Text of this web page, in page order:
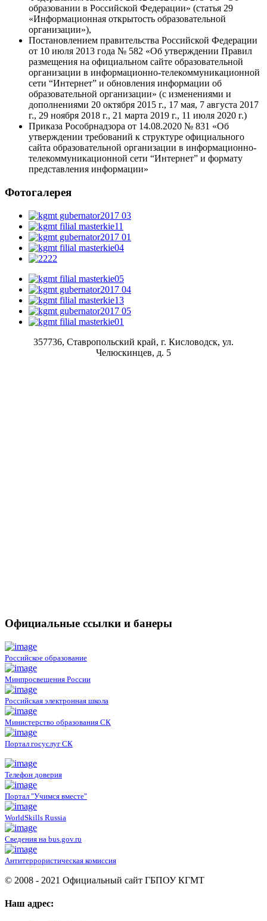
образовании в Российской Федерации» (статья 29
«Информационная открытость образовательной
организации»),
Постановлением правительства Российской Федерации
от 10 июля 2013 года № 582 «Об утверждении Правил
размещения на официальном сайте образовательной
организации в информационно-телекоммуникационной
сети “Интернет” и обновления информации об
образовательной организации» (с изменениями и
дополнениями 20 октября 2015 г., 17 мая, 7 августа 2017
г., 29 ноября 2018 г., 21 марта 2019 г., 11 июля 2020 г.)
Приказа Рособрнадзора от 14.08.2020 № 831 «Об
утверждении требований к структуре официального
сайта образовательной организации в информационно-
телекоммуникационной сети “Интернет” и формату
представления информации»
Фотогалерея
357736, Ставропольский край, г. Кисловодск, ул.
Челюскинцев, д. 5
Официальные ссылки и банеры
Российское образование
Минпросвещения России
Российская электронная школа
Министерство образования СК
Портал госуслуг СК
Телефон доверия
Портал "Учимся вместе"
WorldSkills Russia
Сведения на bus.gov.ru
Антитеррористическая комиссия
© 2008 - 2021 Официальный сайт ГБПОУ КГМТ
Наш адрес: